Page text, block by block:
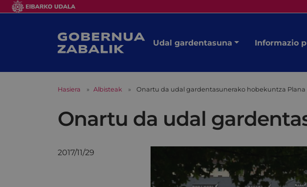
Udal gardentasuna Informazio
Hasiera Albisteak Onartu da udal gardentasunerako hobekuntza Plana
Onartu da udal
2017/11/29